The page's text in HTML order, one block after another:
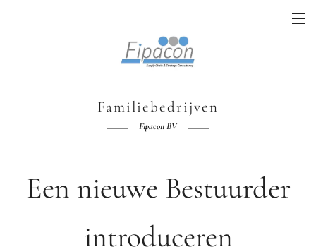
Familiebedrijven
Fipacon BV
Een nieuwe Bestuurder
introduceren